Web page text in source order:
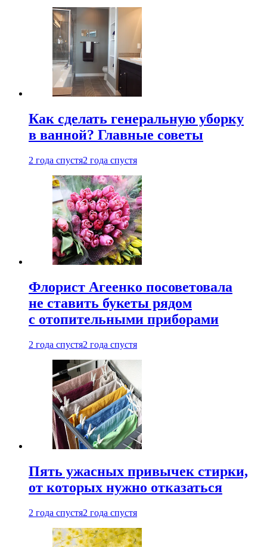
Как сделать генеральную уборку
в ванной? Главные советы
2 года спустя2 года спустя
Флорист Агеенко посоветовала
не ставить букеты рядом
с отопительными приборами
2 года спустя2 года спустя
Пять ужасных привычек стирки,
от которых нужно отказаться
2 года спустя2 года спустя